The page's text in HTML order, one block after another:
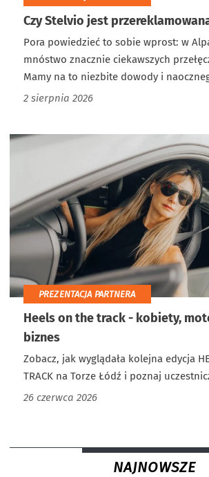
Czy Stelvio jest
Pora powiedzieć to sobie wprost: w
mnóstwo znacznie ciekawszych
Mamy na to niezbite dowody i
2 sierpnia 2026
PREZENTACJA PARTNERA
Heels on the track - kobiety,
biznes
Zobacz, jak wyglądała kolejna edycja
TRACK na Torze Łódź i poznaj
26 czerwca 2026
NAJNOWSZE